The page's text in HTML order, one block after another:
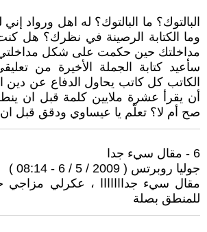
البالتوك؟ ما البالتوك؟ له اهل ورواد
وما الكتابة الرصينة في نظرك؟ هل
مداخلتك حين حكمت على شكل
سأعيد كتابة الجملة الأخيرة من
الكاتب كل كاتب يحاول الدفاع عن دين
أن يقرأ عشرة ملايين كلمة قبل ان
صح أم لا؟ تعلّم يا عيساوي ودقق قبل
6 - مقال سيء جدا
جوليا روبرتس ( 2009 / 5 / 6 - 08:14 )
مقال سيء جدااااااا ، عكرلي مزاجي
للمنطق بصلة